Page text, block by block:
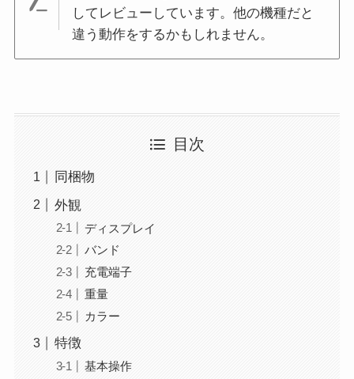
してレビューしています。他の機種だと
違う動作をするかもしれません。
目次
同梱物
外観
ディスプレイ
バンド
充電端子
重量
カラー
特徴
基本操作